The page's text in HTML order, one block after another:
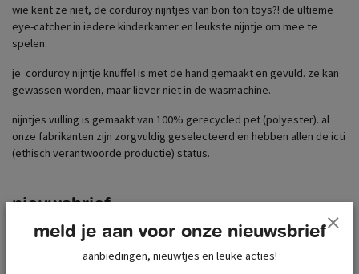
wie kent ze niet, de corduroy nijntjes van bon ton toys?! de ultieme
eye-catcher in iedere kinderkamer en leukste nijntje om mee te
spelen.
je corduroy nijntje knuffel is met de hand gemaakt en gevuld. ze kan
gewassen worden, maar liever niet in de wasmachine.
nijntjes vulling is gemaakt van 100% gerecycled pet (polyester). al
onze fabrikanten zijn zorgvuldig geselecteerd en hebben allen de icti
(ethisch verantwoorde productie) status.
nieuwsbrief
e-mailmeld je aan voor onze nieuwsbrief
aanbiedingen, nieuwtjes en leuke acties!